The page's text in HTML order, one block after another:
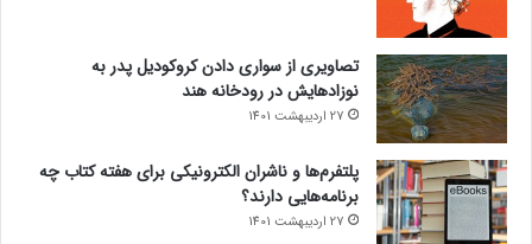
تصاویری از سواری دادن کروکودیل پدر به
نوزادهایش در رودخانه هند
27 اردیبهشت 1401
پلتفرم‌ها و ناشران الکترونیکی برای هفته کتاب چه
برنامه‌هایی دارند؟
27 اردیبهشت 1401